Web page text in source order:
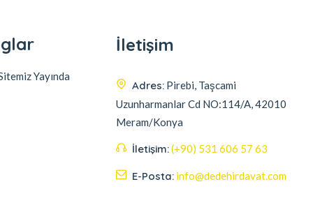
Yayında
İletişim
Adres: Pirebi, Taşcami
Uzunharmanlar Cd NO:114/A, 42010
Meram/Konya
İletişim:(+90) 531 606 57 63
E-Posta: info@dedehirdavat.com